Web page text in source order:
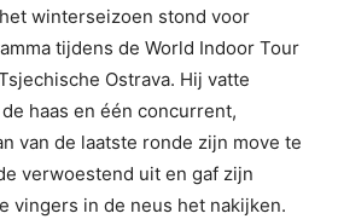
winterseizoen stond voor
tijdens de World Indoor Tour
Ostrava. Hij vatte
haas en één concurrent,
van de laatste ronde zijn move te
verwoestend uit en gaf zijn
vingers in de neus het nakijken.